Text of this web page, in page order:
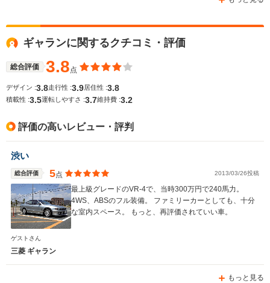
WLTCモード
燃費
ギャランに関するクチコミ・評価
総合評価 3.8点
デザイン :3.8走行性 :3.9 居住性 :3.8
積載性 :3.5運転しやすさ :3.7維持費 :3.2
評価の高いレビュー・評判
渋い
総合評価 5点 2013/03/26投稿
最上級グレードのVR-4で、当時300万円で240馬力。
4WS、ABSのフル装備。 ファミリーカーとしても、十分
な室内スペース。 もっと、再評価されていい車。
ゲストさん
三菱 ギャラン
もっと見る